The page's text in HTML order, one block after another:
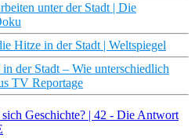
unter der Stadt | Die
Hitze in der Stadt | Weltspiegel
der Stadt – Wie unterschiedlich
TV Reportage
Geschichte? | 42 - Die Antwort